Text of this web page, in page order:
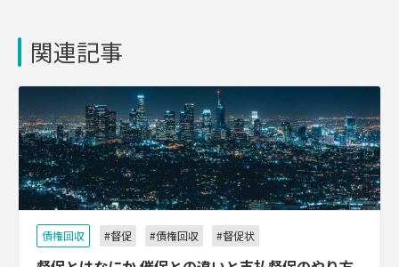
関連記事
債権回収 #督促 #債権回収 #督促状